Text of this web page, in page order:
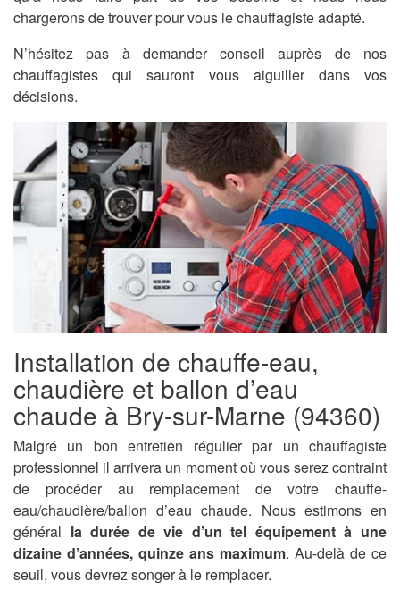
chargerons de trouver pour vous le chauffagiste adapté.
N’hésitez pas à demander conseil auprès de nos
chauffagistes qui sauront vous aiguiller dans vos
décisions.
Installation de chauffe-eau,
chaudière et ballon d’eau
chaude à Bry-sur-Marne (94360)
Malgré un bon entretien régulier par un chauffagiste
professionnel il arrivera un moment où vous serez contraint
de procéder au remplacement de votre chauffe-
eau/chaudière/ballon d’eau chaude. Nous estimons en
général la durée de vie d’un tel équipement à une
dizaine d’années, quinze ans maximum. Au-delà de ce
seuil, vous devrez songer à le remplacer.